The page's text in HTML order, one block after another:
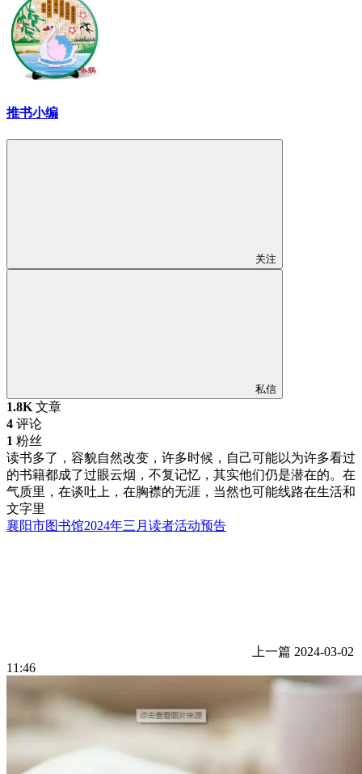
推书小编
关注
私信
1.8K 文章
4 评论
1 粉丝
读书多了，容貌自然改变，许多时候，自己可能以为许多看过
的书籍都成了过眼云烟，不复记忆，其实他们仍是潜在的。在
气质里，在谈吐上，在胸襟的无涯，当然也可能线路在生活和
文字里
襄阳市图书馆2024年三月读者活动预告
上一篇 2024-03-02
11:46